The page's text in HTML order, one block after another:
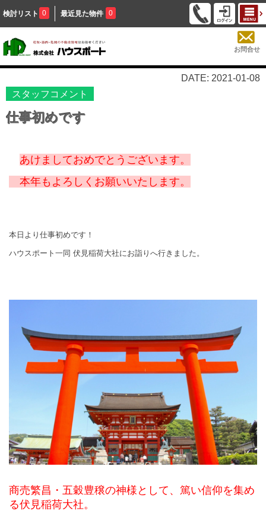
検討リスト 0 最近見た物件 0
お問合せ
DATE: 2021-01-08
スタッフコメント
仕事初めです
あけましておめでとうございます。
本年もよろしくお願いいたします。
本日より仕事初めです！
ハウスポート一同 伏見稲荷大社にお詣りへ行きました。
商売繁昌・五穀豊穣の神様として、篤い信仰を集め
る伏見稲荷大社。